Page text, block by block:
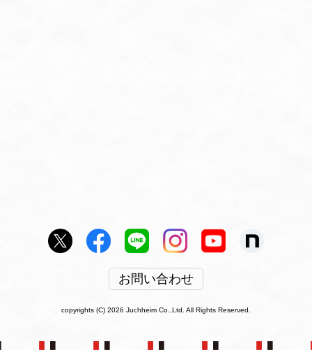
お問い合わせ
copyrights (C) 2026 Juchheim Co.,Ltd. All Rights Reserved.